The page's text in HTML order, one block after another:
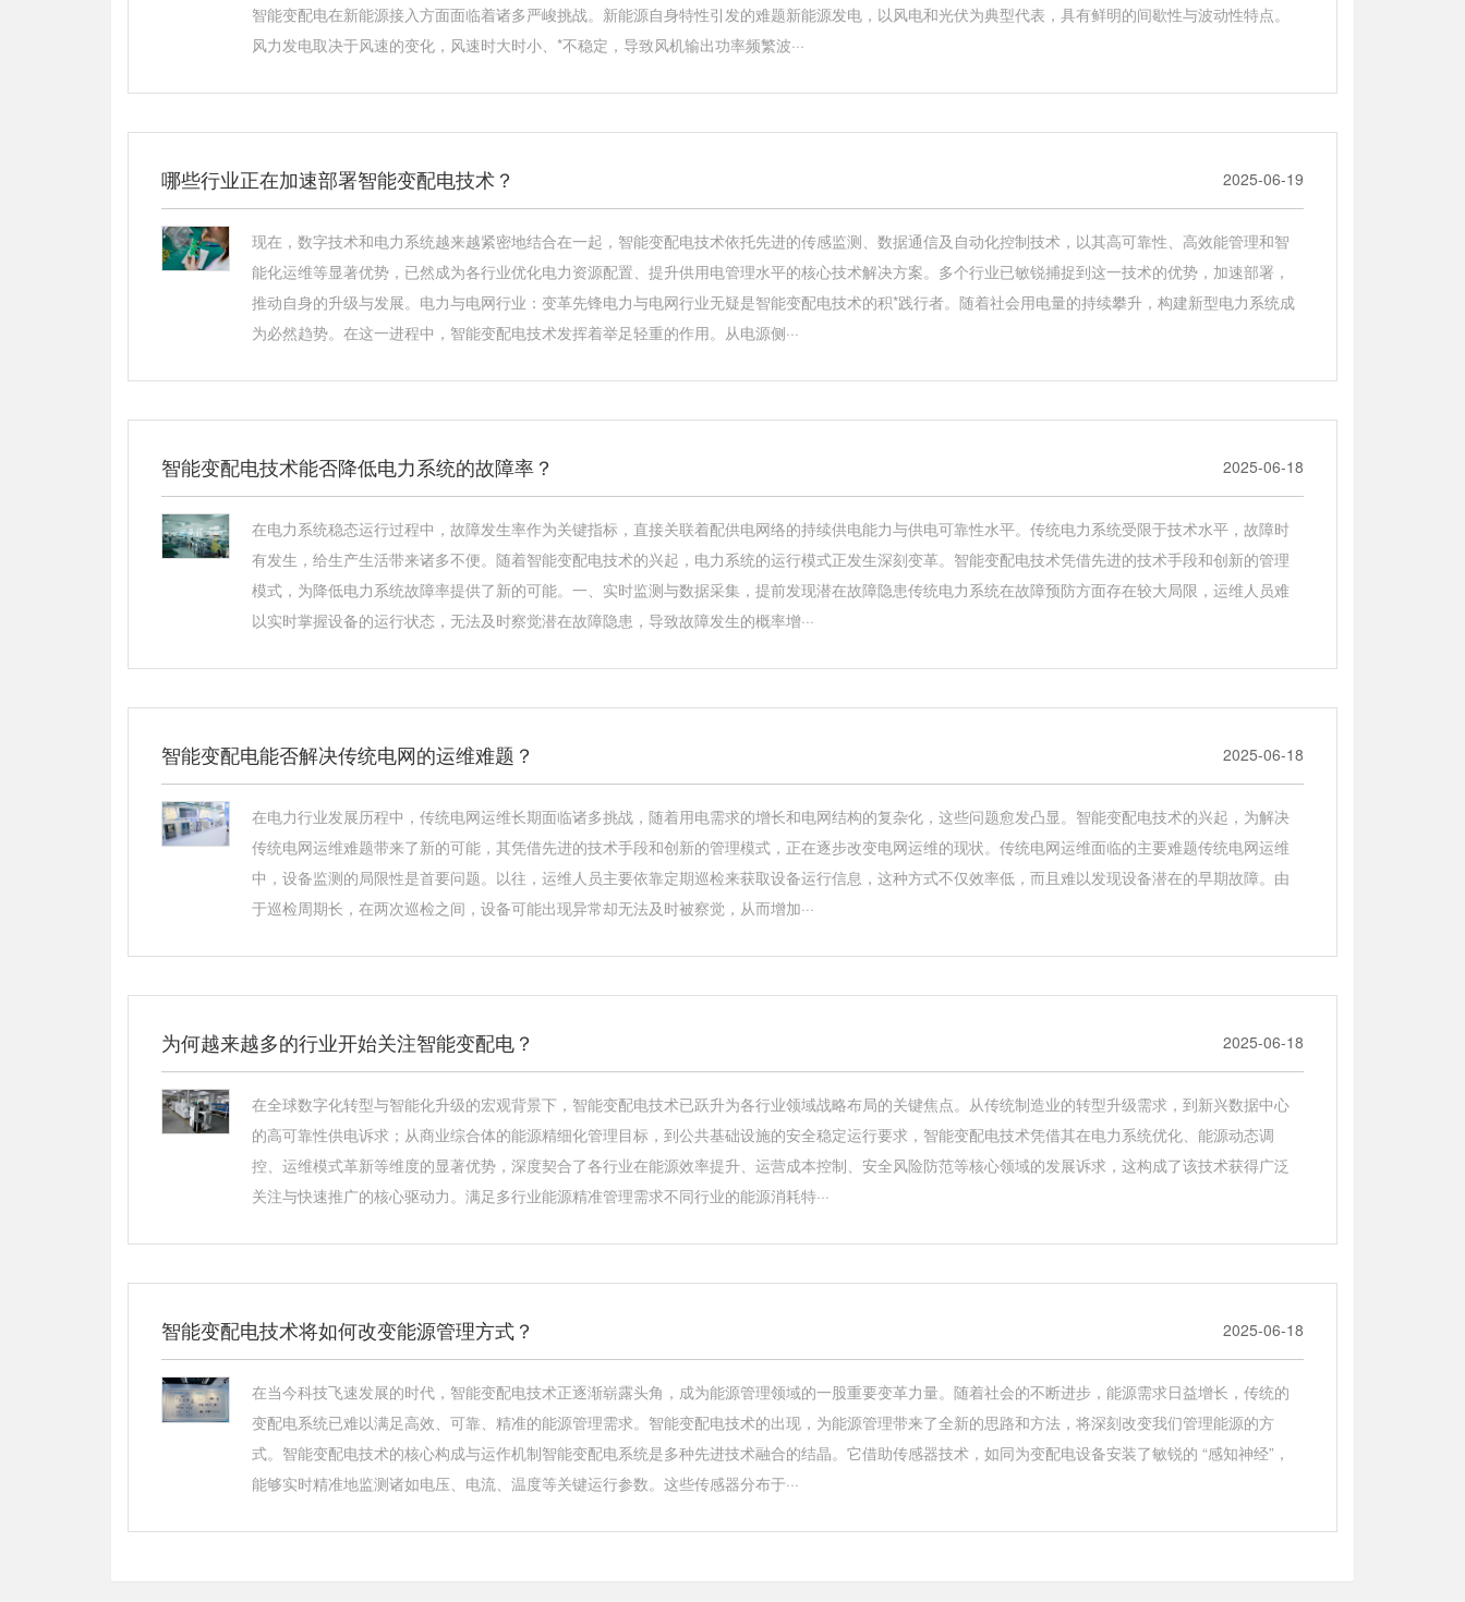
智能变配电在新能源接入方面面临着诸多严峻挑战。新能源自身特性引发的难题新能源发电，以风电和光伏为典型代表，具有鲜明的间歇性与波动性特点。
风力发电取决于风速的变化，风速时大时小、*不稳定，导致风机输出功率频繁波···
哪些行业正在加速部署智能变配电技术？ 2025-06-19
现在，数字技术和电力系统越来越紧密地结合在一起，智能变配电技术依托先进的传感监测、数据通信及自动化控制技术，以其高可靠性、高效能管理和智
能化运维等显著优势，已然成为各行业优化电力资源配置、提升供用电管理水平的核心技术解决方案。多个行业已敏锐捕捉到这一技术的优势，加速部署，
推动自身的升级与发展。电力与电网行业：变革先锋电力与电网行业无疑是智能变配电技术的积*践行者。随着社会用电量的持续攀升，构建新型电力系统成
为必然趋势。在这一进程中，智能变配电技术发挥着举足轻重的作用。从电源侧···
智能变配电技术能否降低电力系统的故障率？ 2025-06-18
在电力系统稳态运行过程中，故障发生率作为关键指标，直接关联着配供电网络的持续供电能力与供电可靠性水平。传统电力系统受限于技术水平，故障时
有发生，给生产生活带来诸多不便。随着智能变配电技术的兴起，电力系统的运行模式正发生深刻变革。智能变配电技术凭借先进的技术手段和创新的管理
模式，为降低电力系统故障率提供了新的可能。一、实时监测与数据采集，提前发现潜在故障隐患传统电力系统在故障预防方面存在较大局限，运维人员难
以实时掌握设备的运行状态，无法及时察觉潜在故障隐患，导致故障发生的概率增···
智能变配电能否解决传统电网的运维难题？ 2025-06-18
在电力行业发展历程中，传统电网运维长期面临诸多挑战，随着用电需求的增长和电网结构的复杂化，这些问题愈发凸显。智能变配电技术的兴起，为解决
传统电网运维难题带来了新的可能，其凭借先进的技术手段和创新的管理模式，正在逐步改变电网运维的现状。传统电网运维面临的主要难题传统电网运维
中，设备监测的局限性是首要问题。以往，运维人员主要依靠定期巡检来获取设备运行信息，这种方式不仅效率低，而且难以发现设备潜在的早期故障。由
于巡检周期长，在两次巡检之间，设备可能出现异常却无法及时被察觉，从而增加···
为何越来越多的行业开始关注智能变配电？ 2025-06-18
在全球数字化转型与智能化升级的宏观背景下，智能变配电技术已跃升为各行业领域战略布局的关键焦点。从传统制造业的转型升级需求，到新兴数据中心
的高可靠性供电诉求；从商业综合体的能源精细化管理目标，到公共基础设施的安全稳定运行要求，智能变配电技术凭借其在电力系统优化、能源动态调
控、运维模式革新等维度的显著优势，深度契合了各行业在能源效率提升、运营成本控制、安全风险防范等核心领域的发展诉求，这构成了该技术获得广泛
关注与快速推广的核心驱动力。满足多行业能源精准管理需求不同行业的能源消耗特···
智能变配电技术将如何改变能源管理方式？ 2025-06-18
在当今科技飞速发展的时代，智能变配电技术正逐渐崭露头角，成为能源管理领域的一股重要变革力量。随着社会的不断进步，能源需求日益增长，传统的
变配电系统已难以满足高效、可靠、精准的能源管理需求。智能变配电技术的出现，为能源管理带来了全新的思路和方法，将深刻改变我们管理能源的方
式。智能变配电技术的核心构成与运作机制智能变配电系统是多种先进技术融合的结晶。它借助传感器技术，如同为变配电设备安装了敏锐的 “感知神经”，
能够实时精准地监测诸如电压、电流、温度等关键运行参数。这些传感器分布于···